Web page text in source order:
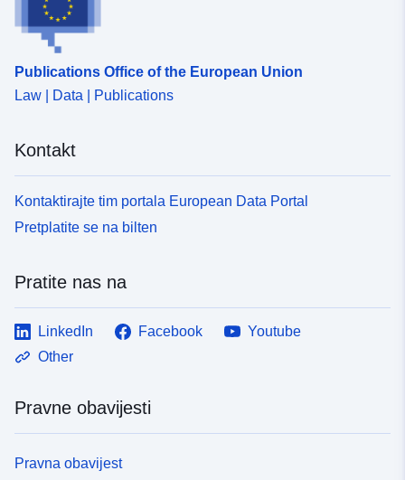
Publications Office of the European Union
Law | Data | Publications
Kontakt
Kontaktirajte tim portala European Data Portal
Pretplatite se na bilten
Pratite nas na
LinkedIn Facebook
Youtube
Other
Pravne obavijesti
Pravna obavijest